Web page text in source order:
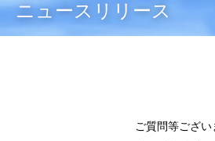
ニュースリリース
ご質問等ござ